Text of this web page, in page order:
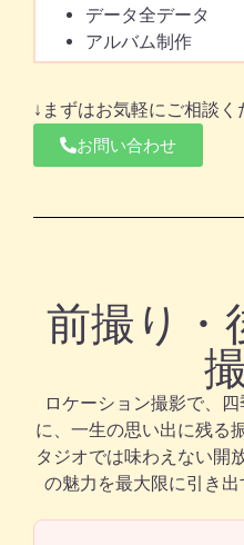
データ全データ
アルバム制作
↓まずはお気軽にご相談く
お問い合わせ
前撮り・
ロケーション撮影で、
に、一生の思い出に残る
タジオでは味わえない開
の魅力を最大限に引き出